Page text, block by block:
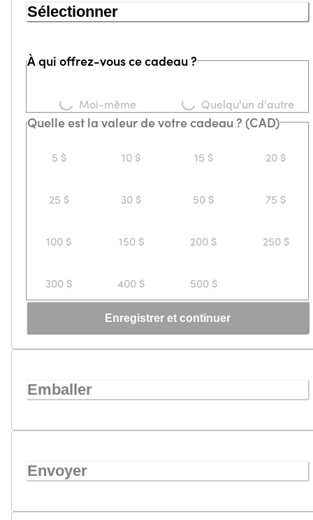
Sélectionner
À qui offrez-vous ce cadeau ?
Loading... Moi-même Loading... Quelqu'un d'autre
Quelle est la valeur de votre cadeau ? (CAD)
5 $ 10 $ 15 $ 20 $
25 $ 30 $ 50 $ 75 $
100 $ 150 $ 200 $ 250 $
300 $ 400 $ 500 $
Enregistrer et continuer
Emballer
Envoyer